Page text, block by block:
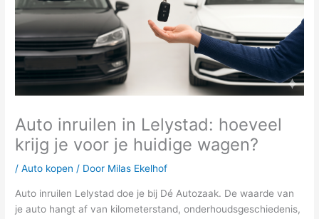
Auto inruilen in Lelystad: hoeveel
krijg je voor je huidige wagen?
/Auto kopen / Door Milas Ekelhof
Auto inruilen Lelystad doe je bij Dé Autozaak. De waarde van
je auto hangt af van kilometerstand, onderhoudsgeschiedenis,